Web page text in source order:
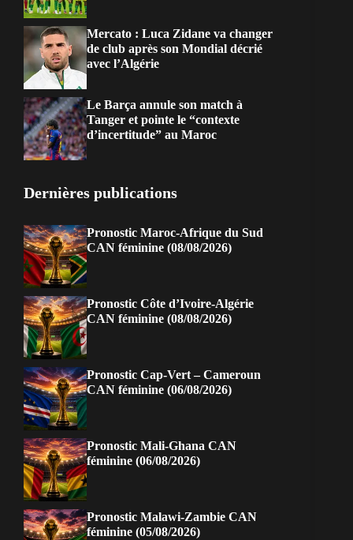
Mercato : Luca Zidane va changer
de club après son Mondial décrié
avec l’Algérie
Le Barça annule son match à
Tanger et pointe le “contexte
d’incertitude” au Maroc
Dernières publications
Pronostic Maroc-Afrique du Sud
CAN féminine (08/08/2026)
Pronostic Côte d’Ivoire-Algérie
CAN féminine (08/08/2026)
Pronostic Cap-Vert – Cameroun
CAN féminine (06/08/2026)
Pronostic Mali-Ghana CAN
féminine (06/08/2026)
Pronostic Malawi-Zambie CAN
féminine (05/08/2026)